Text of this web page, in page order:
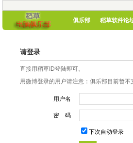
俱乐部 稻草软件论
请登录
直接用稻草ID登陆即可。
用微博登录的用户请注意：俱乐部目前暂
用户名
密 码
下次自动登录